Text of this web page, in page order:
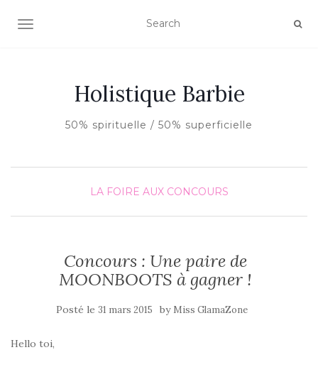
AFFICHER/MASQUER LA NAVIGATION
Holistique Barbie
50% spirituelle / 50% superficielle
LA FOIRE AUX CONCOURS
Concours : Une paire de
MOONBOOTS à gagner !
Posté le 31 mars 2015 by Miss GlamaZone
Hello toi,